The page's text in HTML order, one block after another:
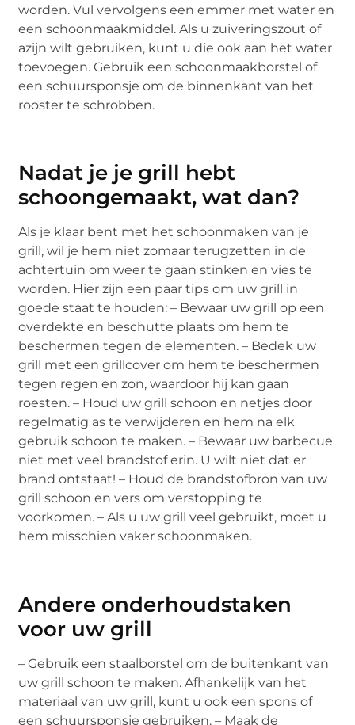
worden. Vul vervolgens een emmer met water en
een schoonmaakmiddel. Als u zuiveringszout of
azijn wilt gebruiken, kunt u die ook aan het water
toevoegen. Gebruik een schoonmaakborstel of
een schuursponsje om de binnenkant van het
rooster te schrobben.
Nadat je je grill hebt
schoongemaakt, wat dan?
Als je klaar bent met het schoonmaken van je
grill, wil je hem niet zomaar terugzetten in de
achtertuin om weer te gaan stinken en vies te
worden. Hier zijn een paar tips om uw grill in
goede staat te houden: – Bewaar uw grill op een
overdekte en beschutte plaats om hem te
beschermen tegen de elementen. – Bedek uw
grill met een grillcover om hem te beschermen
tegen regen en zon, waardoor hij kan gaan
roesten. – Houd uw grill schoon en netjes door
regelmatig as te verwijderen en hem na elk
gebruik schoon te maken. – Bewaar uw barbecue
niet met veel brandstof erin. U wilt niet dat er
brand ontstaat! – Houd de brandstofbron van uw
grill schoon en vers om verstopping te
voorkomen. – Als u uw grill veel gebruikt, moet u
hem misschien vaker schoonmaken.
Andere onderhoudstaken
voor uw grill
– Gebruik een staalborstel om de buitenkant van
uw grill schoon te maken. Afhankelijk van het
materiaal van uw grill, kunt u ook een spons of
een schuursponsje gebruiken. – Maak de